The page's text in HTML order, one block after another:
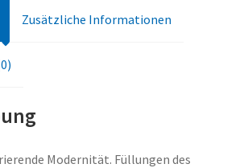
Zusätzliche Informationen
Modernität. Füllungen des